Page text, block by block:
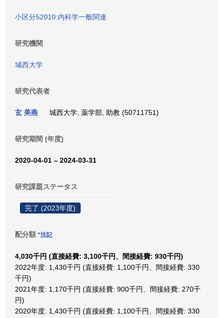
小区分52010:内科学一般関連
研究機関
城西大学
研究代表者
玄 美燕 城西大学, 薬学部, 助教 (50711751)
研究期間 (年度)
2020-04-01 – 2024-03-31
研究課題ステータス
完了 (2023年度)
配分額 *注記
4,030千円 (直接経費: 3,100千円、間接経費: 930千円)
2022年度: 1,430千円 (直接経費: 1,100千円、間接経費: 330
千円)
2021年度: 1,170千円 (直接経費: 900千円、間接経費: 270千
円)
2020年度: 1,430千円 (直接経費: 1,100千円、間接経費: 330